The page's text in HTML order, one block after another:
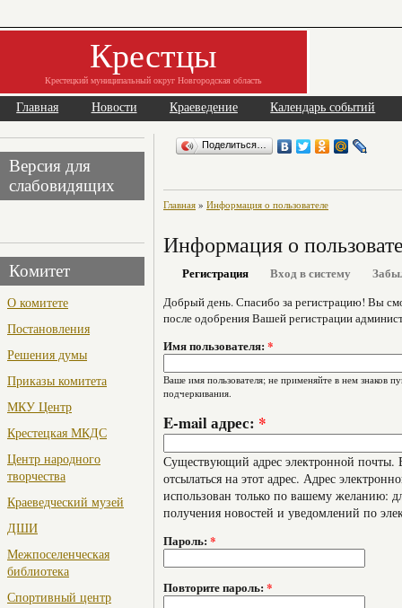
Крестцы
Крестецкий муниципальный округ Новгородская область
Главная Новости Краеведение Календарь событий
Версия для
слабовидящих
Комитет
О комитете
Постановления
Решения думы
Приказы комитета
МКУ Центр
Крестецкая МКДС
Центр народного
творчества
Краеведческий музей
ДШИ
Межпоселенческая
библиотека
Спортивный центр
Поделиться…
Главная » Информация о пользователе
Информация о
Регистрация Вход в систему
Добрый день. Спасибо за регистрацию! Вы
после одобрения Вашей регистрации
Имя пользователя: *
Ваше имя пользователя; не применяйте в нем знаков
подчеркивания.
E-mail адрес: *
Существующий адрес электронной почты.
отсылаться на этот адрес. Адрес
использован только по вашему желанию:
получения новостей и уведомлений по
Пароль: *
Повторите пароль: *